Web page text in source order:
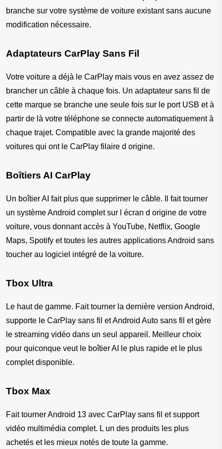
branche sur votre système de voiture existant sans aucune
modification nécessaire.
Adaptateurs CarPlay Sans Fil
Votre voiture a déjà le CarPlay mais vous en avez assez de
brancher un câble à chaque fois. Un adaptateur sans fil de
cette marque se branche une seule fois sur le port USB et à
partir de là votre téléphone se connecte automatiquement à
chaque trajet. Compatible avec la grande majorité des
voitures qui ont le CarPlay filaire d origine.
Boîtiers AI CarPlay
Un boîtier AI fait plus que supprimer le câble. Il fait tourner
un système Android complet sur l écran d origine de votre
voiture, vous donnant accès à YouTube, Netflix, Google
Maps, Spotify et toutes les autres applications Android sans
toucher au logiciel intégré de la voiture.
Tbox Ultra
Le haut de gamme. Fait tourner la dernière version Android,
supporte le CarPlay sans fil et Android Auto sans fil et gère
le streaming vidéo dans un seul appareil. Meilleur choix
pour quiconque veut le boîtier AI le plus rapide et le plus
complet disponible.
Tbox Max
Fait tourner Android 13 avec CarPlay sans fil et support
vidéo multimédia complet. L un des produits les plus
achetés et les mieux notés de toute la gamme.